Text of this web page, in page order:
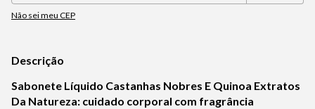
Não sei meu CEP
Descrição
Sabonete Líquido Castanhas Nobres E Quinoa Extratos
Da Natureza: cuidado corporal com fragrância